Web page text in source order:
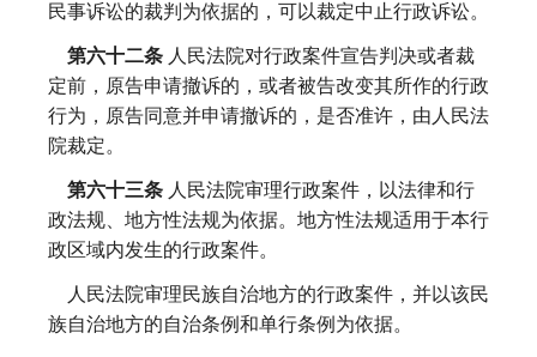
民事诉讼的裁判为依据的，可以裁定中止行政诉讼。
第六十二条 人民法院对行政案件宣告判决或者裁
定前，原告申请撤诉的，或者被告改变其所作的行政
行为，原告同意并申请撤诉的，是否准许，由人民法
院裁定。
第六十三条 人民法院审理行政案件，以法律和行
政法规、地方性法规为依据。地方性法规适用于本行
政区域内发生的行政案件。
人民法院审理民族自治地方的行政案件，并以该民
族自治地方的自治条例和单行条例为依据。